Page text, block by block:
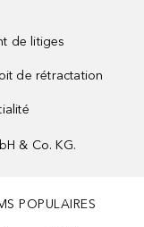
de litiges
de rétractation
& Co. KG.
POPULAIRES